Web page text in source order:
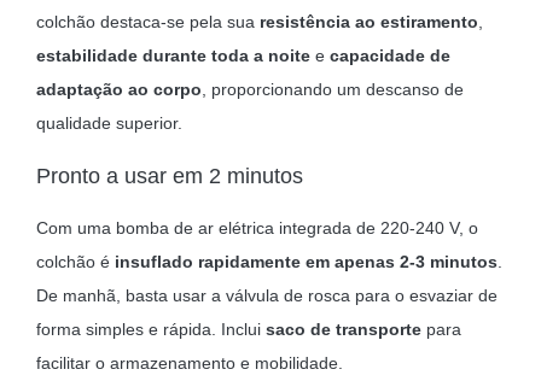
colchão destaca-se pela sua resistência ao estiramento,
estabilidade durante toda a noitee capacidade de
adaptação ao corpo, proporcionando um descanso de
qualidade superior.
Pronto a usar em 2 minutos
Com uma bomba de ar elétrica integrada de 220-240 V, o
colchão é insuflado rapidamente em apenas 2-3 minutos.
De manhã, basta usar a válvula de rosca para o esvaziar de
forma simples e rápida. Inclui saco de transportepara
facilitar o armazenamento e mobilidade.